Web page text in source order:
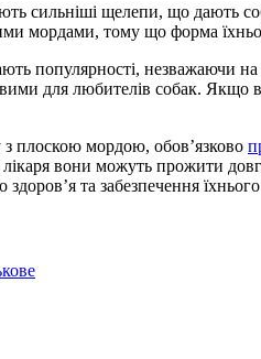
сильніші щелепи, що дають
мордами, тому що форма
популярності, незважаючи
для любителів собак. Якщо
плоскою мордою, обов’язково
вони можуть прожити
здоров’я та забезпечення